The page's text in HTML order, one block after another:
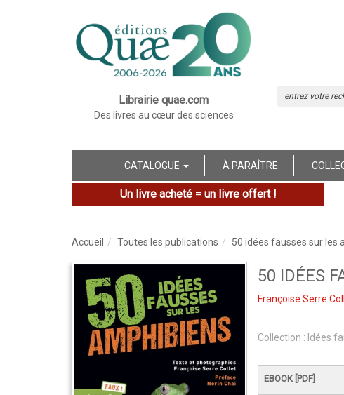
Librairie quae.com
Des livres au cœur des sciences
CATALOGUE À PARAÎTRE
Un livre acheté = un livre offert !
Accueil Toutes les publications 50 idées fausses sur les
50 IDÉES
Françoise Serre
Collection : Idées
EBOOK [PDF]